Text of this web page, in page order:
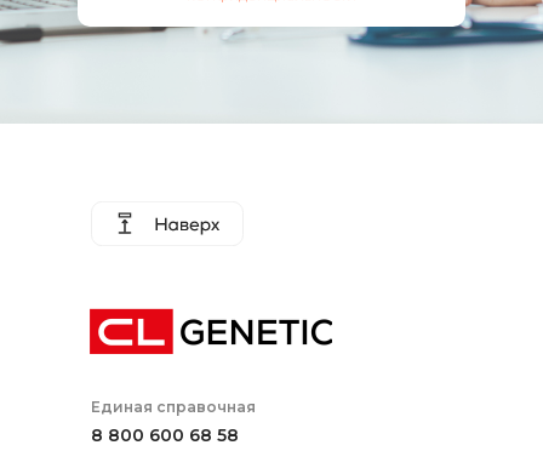
Ангелина
Андреевна
Подготовка выделенной ДНК
Единая справочная
8 800 600 68 58